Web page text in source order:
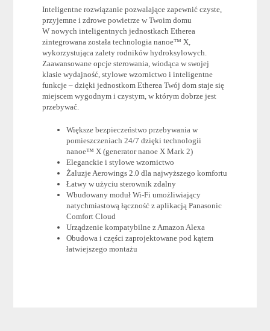
Inteligentne rozwiązanie pozwalające zapewnić czyste,
przyjemne i zdrowe powietrze w Twoim domu
W nowych inteligentnych jednostkach Etherea
zintegrowana została technologia nanoe™ X,
wykorzystująca zalety rodników hydroksylowych.
Zaawansowane opcje sterowania, wiodąca w swojej
klasie wydajność, stylowe wzornictwo i inteligentne
funkcje – dzięki jednostkom Etherea Twój dom staje się
miejscem wygodnym i czystym, w którym dobrze jest
przebywać.
Większe bezpieczeństwo przebywania w
pomieszczeniach 24/7 dzięki technologii
nanoe™ X (generator nanoe X Mark 2)
Eleganckie i stylowe wzornictwo
Żaluzje Aerowings 2.0 dla najwyższego komfortu
Łatwy w użyciu sterownik zdalny
Wbudowany moduł Wi-Fi umożliwiający
natychmiastową łączność z aplikacją Panasonic
Comfort Cloud
Urządzenie kompatybilne z Amazon Alexa
Obudowa i części zaprojektowane pod kątem
łatwiejszego montażu